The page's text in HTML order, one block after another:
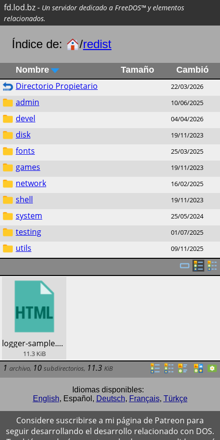
fd.lod.bz- Un servidor dedicado a FreeDOS™ y elementos
relacionados.
Índice de: /redist
Nombre Tamaño Cambió
Directorio Propietario 22/03/2026
admin 10/06/2025
devel 04/04/2026
disk 19/11/2023
fonts 25/03/2025
games 19/11/2023
network 16/02/2025
shell 19/11/2023
system 25/05/2024
testing 01/07/2025
utils 09/11/2025
​logger-sample.html
11.3 KiB
1 archivo, 10 subdirectorios, 11.3 KiB
Idiomas disponibles:
English, Español , Deutsch, Français, Türkçe
Considere suscribirse a mi página de Patreon para
seguir desarrollando el desarrollo relacionado con DOS.